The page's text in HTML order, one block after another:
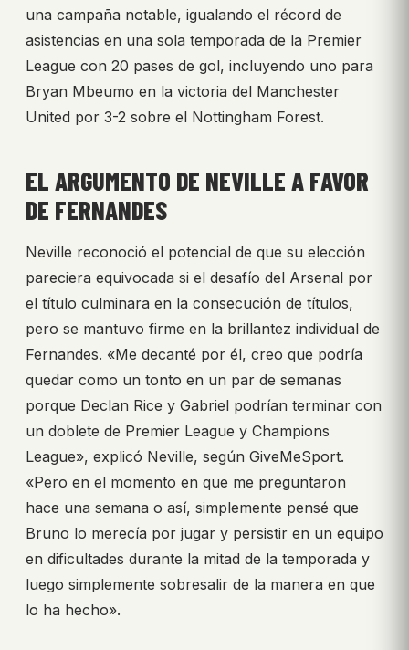
una campaña notable, igualando el récord de
asistencias en una sola temporada de la Premier
League con 20 pases de gol, incluyendo uno para
Bryan Mbeumo en la victoria del Manchester
United por 3-2 sobre el Nottingham Forest.
EL ARGUMENTO DE NEVILLE A FAVOR
DE FERNANDES
Neville reconoció el potencial de que su elección
pareciera equivocada si el desafío del Arsenal por
el título culminara en la consecución de títulos,
pero se mantuvo firme en la brillantez individual de
Fernandes. «Me decanté por él, creo que podría
quedar como un tonto en un par de semanas
porque Declan Rice y Gabriel podrían terminar con
un doblete de Premier League y Champions
League», explicó Neville, según GiveMeSport.
«Pero en el momento en que me preguntaron
hace una semana o así, simplemente pensé que
Bruno lo merecía por jugar y persistir en un equipo
en dificultades durante la mitad de la temporada y
luego simplemente sobresalir de la manera en que
lo ha hecho».